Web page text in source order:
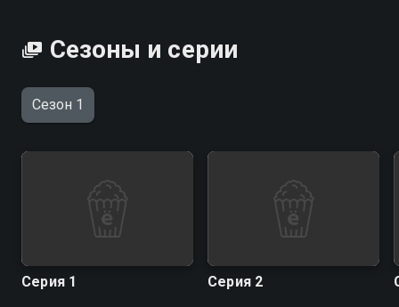
Сезоны и серии
Сезон 1
Серия 1 Серия 2